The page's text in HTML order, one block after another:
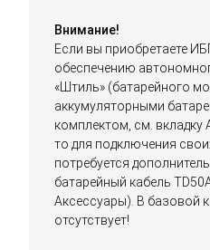
Внимание!
Если вы приобретаете
обеспечению
«Штиль» (батарейного
аккумуляторными
комплектом, см. вкладку
то для подключения
потребуется
батарейный кабель
Аксессуары). В базовой
отсутствует!